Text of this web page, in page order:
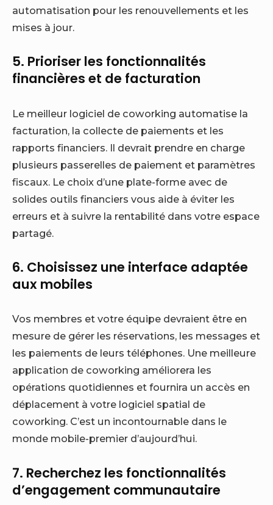
automatisation pour les renouvellements et les
mises à jour.
5. Prioriser les fonctionnalités
financières et de facturation
Le meilleur logiciel de coworking automatise la
facturation, la collecte de paiements et les
rapports financiers. Il devrait prendre en charge
plusieurs passerelles de paiement et paramètres
fiscaux. Le choix d’une plate-forme avec de
solides outils financiers vous aide à éviter les
erreurs et à suivre la rentabilité dans votre espace
partagé.
6. Choisissez une interface adaptée
aux mobiles
Vos membres et votre équipe devraient être en
mesure de gérer les réservations, les messages et
les paiements de leurs téléphones. Une meilleure
application de coworking améliorera les
opérations quotidiennes et fournira un accès en
déplacement à votre logiciel spatial de
coworking. C’est un incontournable dans le
monde mobile-premier d’aujourd’hui.
7. Recherchez les fonctionnalités
d’engagement communautaire